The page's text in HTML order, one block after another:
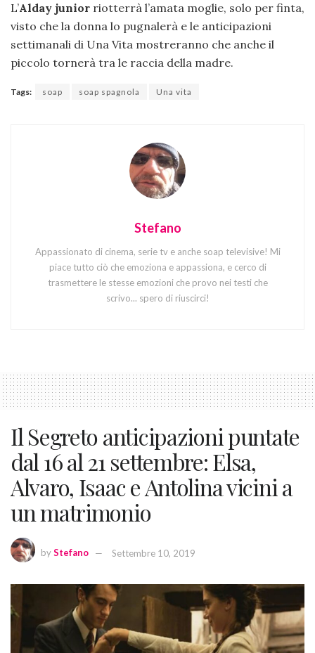
L’Alday junior riotterrà l’amata moglie, solo per finta,
visto che la donna lo pugnalerà e le anticipazioni
settimanali di Una Vita mostreranno che anche il
piccolo tornerà tra le raccia della madre.
Tags: soap soap spagnola Una vita
Stefano
Appassionato di cinema, serie tv e anche soap televisive! Mi
piace tutto ciò che emoziona e appassiona, e cerco di
trasmettere le stesse emozioni che provo nei testi che
scrivo... spero di riuscirci!
Il Segreto anticipazioni puntate
dal 16 al 21 settembre: Elsa,
Alvaro, Isaac e Antolina vicini a
un matrimonio
byStefano Settembre 10, 2019